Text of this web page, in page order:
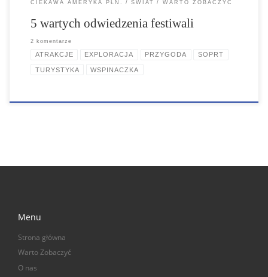
CIEKAWA AMERYKA PŁN. ŚWIAT WARTO ZOBACZYĆ
5 wartych odwiedzenia festiwali
2 komentarze
ATRAKCJE EXPLORACJA PRZYGODA SOPRT
TURYSTYKA WSPINACZKA
Menu
Strona główna
Warto Zobaczyć
O nas